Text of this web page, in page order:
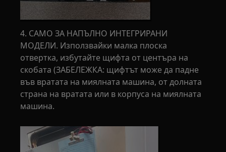
4. САМО ЗА НАПЪЛНО ИНТЕГРИРАНИ
МОДЕЛИ. Използвайки малка плоска
отвертка, избутайте щифта от центъра на
скобата (ЗАБЕЛЕЖКА: щифтът може да падне
във вратата на миялната машина, от долната
страна на вратата или в корпуса на миялната
машина.